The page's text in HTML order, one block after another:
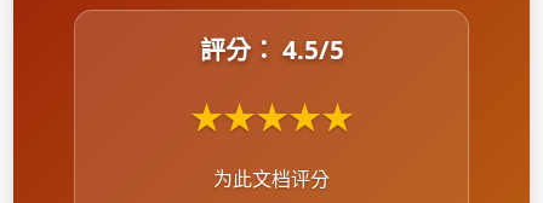
評分： 4.5/5
★★★★★
为此文档评分